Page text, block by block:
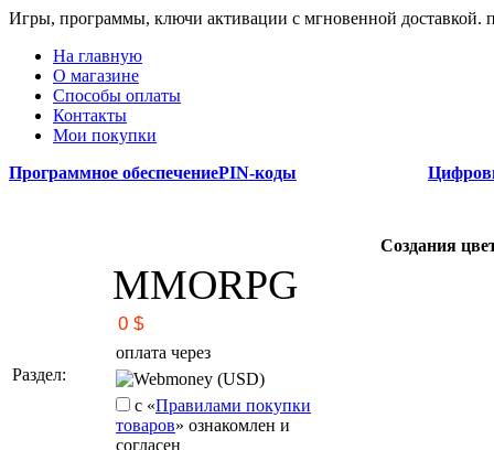
Игры, программы, ключи активации с мгновенной доставкой.
На главную
О магазине
Способы оплаты
Контакты
Мои покупки
Программное обеспечениеPIN-коды
Cоздания
Раздел:
MMORPG
оплата через
Webmoney (USD)
с «Правилами покупки
товаров» ознакомлен и
согласен